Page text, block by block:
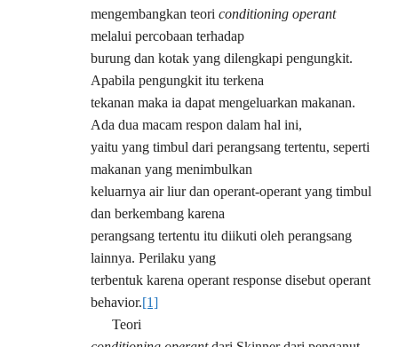
mengembangkan teori conditioning operant
melalui percobaan terhadap
burung dan kotak yang dilengkapi pengungkit.
Apabila pengungkit itu terkena
tekanan maka ia dapat mengeluarkan makanan.
Ada dua macam respon dalam hal ini,
yaitu yang timbul dari perangsang tertentu, seperti
makanan yang menimbulkan
keluarnya air liur dan operant-operant yang timbul
dan berkembang karena
perangsang tertentu itu diikuti oleh perangsang
lainnya. Perilaku yang
terbentuk karena operant response disebut operant
behavior.[1]
Teori